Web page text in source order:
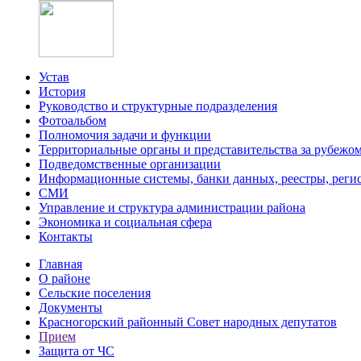
Устав
История
Руководство и структурные подразделения
Фотоальбом
Полномочия задачи и функции
Территориальные органы и представительства за
Подведомственные организации
Информационные системы, банки данных, реестры,
СМИ
Управление и структура администрации района
Экономика и социальная сфера
Контакты
Главная
О районе
Сельские поселения
Документы
Красногорский районный Совет народных депутатов
Прием
Защита от ЧС